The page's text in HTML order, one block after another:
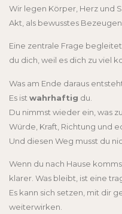
Wir legen Körper, Herz und
Akt, als bewusstes
Eine zentrale Frage
du dich, weil es dich zu viel
Was am Ende daraus
Es ist wahrhaftig du.
Du nimmst wieder ein, was
Würde, Kraft, Richtung und
Und diesen Weg musst du
Wenn du nach Hause
klarer. Was bleibt, ist eine
Es kann sich setzen, mit dir
weiterwirken.